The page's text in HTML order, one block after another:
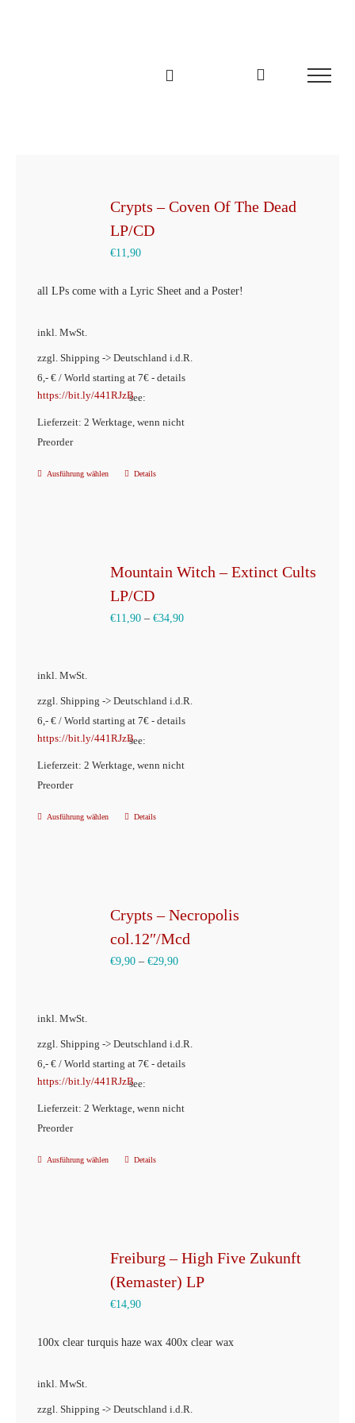
Crypts – Coven Of The Dead
LP/CD
€11,90
all LPs come with a Lyric Sheet and a Poster!
inkl. MwSt.
zzgl. Shipping -> Deutschland i.d.R.
6,- € / World starting at 7€ - details
see:
https://bit.ly/441RJzB
Lieferzeit: 2 Werktage, wenn nicht
Preorder
Ausführung wählen
Dieses
Varianten
auf.
der
Produktseite
gewählt
werden
Details
Mountain Witch – Extinct Cults
LP/CD
€11,90 –€34,90
inkl. MwSt.
zzgl. Shipping -> Deutschland i.d.R.
6,- € / World starting at 7€ - details
see:
https://bit.ly/441RJzB
Lieferzeit: 2 Werktage, wenn nicht
Preorder
Ausführung wählen
Dieses
Varianten
auf.
der
Produktseite
gewählt
werden
Details
Crypts – Necropolis
col.12″/Mcd
€9,90 –€29,90
inkl. MwSt.
zzgl. Shipping -> Deutschland i.d.R.
6,- € / World starting at 7€ - details
see:
https://bit.ly/441RJzB
Lieferzeit: 2 Werktage, wenn nicht
Preorder
Ausführung wählen
Dieses
Varianten
können
Produktseite
Details
Freiburg – High Five Zukunft
(Remaster) LP
€14,90
100x clear turquis haze wax 400x clear wax
inkl. MwSt.
zzgl. Shipping -> Deutschland i.d.R.